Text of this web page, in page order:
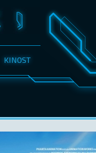
KINOST